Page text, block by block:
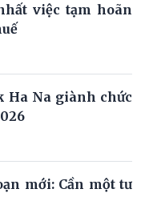
việc tạm hoãn
Ha Na giành chức
mới: Cần một tư